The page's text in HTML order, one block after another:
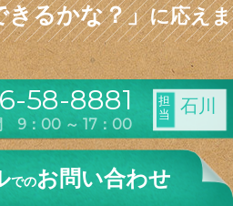
きるかな？」に応え
58-8881
9：00 ～ 17：00
担
当
石川
でのお問い合わせ